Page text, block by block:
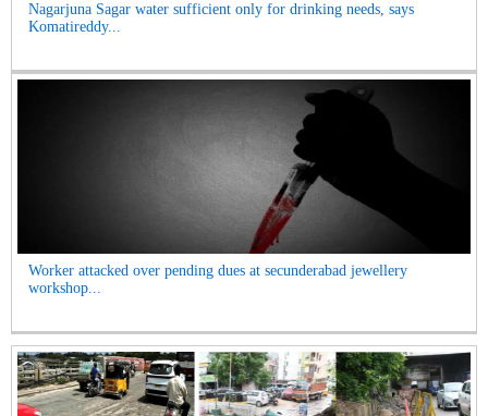
Nagarjuna Sagar water sufficient only for drinking needs, says
Komatireddy...
Worker attacked over pending dues at secunderabad jewellery
workshop...